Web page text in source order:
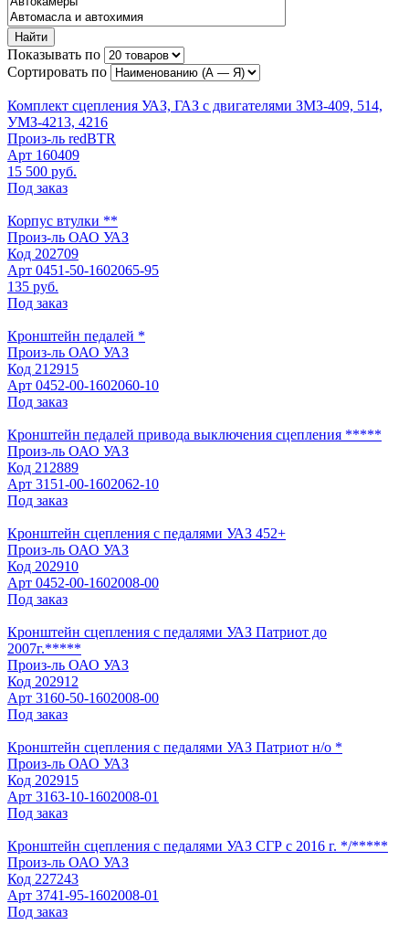
Найти
Показывать по
Сортировать по
Комплект сцепления УАЗ, ГАЗ с двигателями ЗМЗ-409, 514,
УМЗ-4213, 4216
Произ-ль redBTR
Арт 160409
15 500 руб.
Под заказ
Корпус втулки **
Произ-ль ОАО УАЗ
Код 202709
Арт 0451-50-1602065-95
135 руб.
Под заказ
Кронштейн педалей *
Произ-ль ОАО УАЗ
Код 212915
Арт 0452-00-1602060-10
Под заказ
Кронштейн педалей привода выключения сцепления *****
Произ-ль ОАО УАЗ
Код 212889
Арт 3151-00-1602062-10
Под заказ
Кронштейн сцепления с педалями УАЗ 452+
Произ-ль ОАО УАЗ
Код 202910
Арт 0452-00-1602008-00
Под заказ
Кронштейн сцепления с педалями УАЗ Патриот до
2007г.*****
Произ-ль ОАО УАЗ
Код 202912
Арт 3160-50-1602008-00
Под заказ
Кронштейн сцепления с педалями УАЗ Патриот н/о *
Произ-ль ОАО УАЗ
Код 202915
Арт 3163-10-1602008-01
Под заказ
Кронштейн сцепления с педалями УАЗ СГР с 2016 г. */*****
Произ-ль ОАО УАЗ
Код 227243
Арт 3741-95-1602008-01
Под заказ